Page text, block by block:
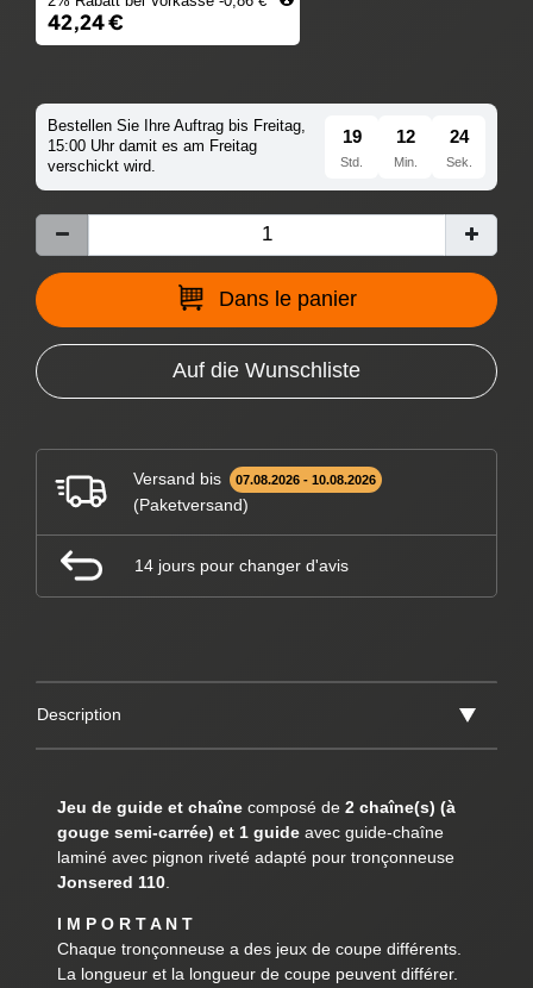
42,24 €
Bestellen Sie Ihre Auftrag bis Freitag,
15:00 Uhr damit es am Freitag
verschickt wird.
19
Std.
12
Min.
23
Sek.
Dans le panier
Auf die Wunschliste
Versand bis 07.08.2026 - 10.08.2026
(Paketversand)
14 jours pour changer d'avis
Description
Jeu de guide et chaîne composé de 2 chaîne(s) (à
gouge semi-carrée) et 1 guide avec guide-chaîne
laminé avec pignon riveté adapté pour tronçonneuse
Jonsered 110.
I M P O R T A N T
Chaque tronçonneuse a des jeux de coupe différents.
La longueur et la longueur de coupe peuvent différer.